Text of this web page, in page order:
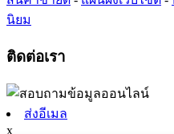
นิยม
ติดต่อเรา
ส่งอีเมล
x